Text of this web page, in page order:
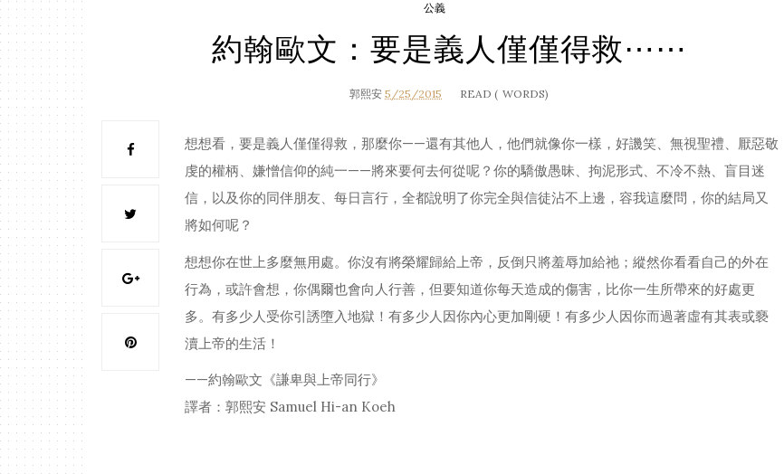
公義
約翰歐文：要是義人僅僅得救⋯⋯
郭熙安5/25/2015 READ ( WORDS)
想想看，要是義人僅僅得救，那麼你——還有其他人，他們就像你一樣，好譏笑、無視聖禮、厭惡敬
虔的權柄、嫌憎信仰的純一——將來要何去何從呢？你的驕傲愚昧、拘泥形式、不冷不熱、盲目迷
信，以及你的同伴朋友、每日言行，全都說明了你完全與信徒沾不上邊，容我這麼問，你的結局又
將如何呢？
想想你在世上多麼無用處。你沒有將榮耀歸給上帝，反倒只將羞辱加給祂；縱然你看看自己的外在
行為，或許會想，你偶爾也會向人行善，但要知道你每天造成的傷害，比你一生所帶來的好處更
多。有多少人受你引誘墮入地獄！有多少人因你內心更加剛硬！有多少人因你而過著虛有其表或褻
瀆上帝的生活！
——約翰歐文《謙卑與上帝同行》
譯者：郭熙安 Samuel Hi-an Koeh